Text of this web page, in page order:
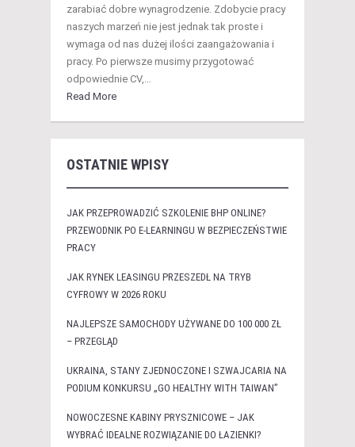
zarabiać dobre wynagrodzenie. Zdobycie pracy
naszych marzeń nie jest jednak tak proste i
wymaga od nas dużej ilości zaangażowania i
pracy. Po pierwsze musimy przygotować
odpowiednie CV,…
Read More
OSTATNIE WPISY
JAK PRZEPROWADZIĆ SZKOLENIE BHP ONLINE?
PRZEWODNIK PO E-LEARNINGU W BEZPIECZEŃSTWIE
PRACY
JAK RYNEK LEASINGU PRZESZEDŁ NA TRYB
CYFROWY W 2026 ROKU
NAJLEPSZE SAMOCHODY UŻYWANE DO 100 000 ZŁ
– PRZEGLĄD
UKRAINA, STANY ZJEDNOCZONE I SZWAJCARIA NA
PODIUM KONKURSU „GO HEALTHY WITH TAIWAN”
NOWOCZESNE KABINY PRYSZNICOWE – JAK
WYBRAĆ IDEALNE ROZWIĄZANIE DO ŁAZIENKI?